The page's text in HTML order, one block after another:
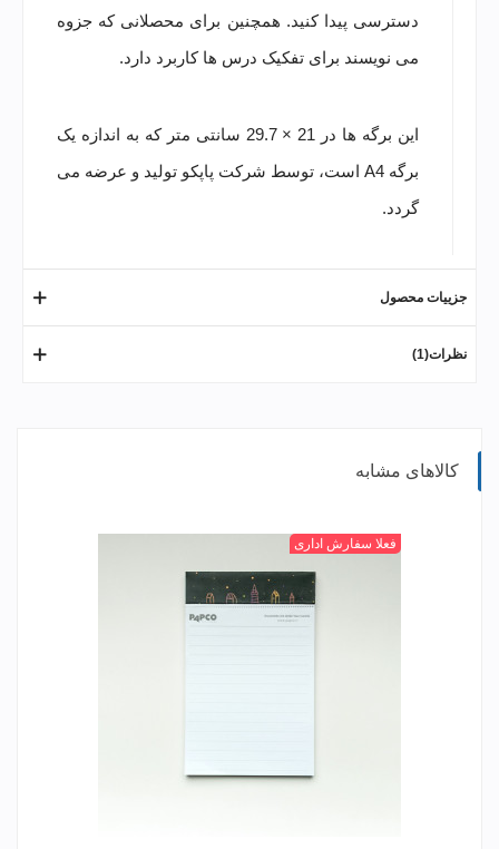
دسترسی پیدا کنید. همچنین برای محصلانی که جزوه
می نویسند برای تفکیک درس ها کاربرد دارد.
این برگه ها در 21 × 29.7 سانتی متر که به اندازه یک
برگه A4 است، توسط شرکت پاپکو تولید و عرضه می
گردد.
جزییات محصول
نظرات(1)
کالاهای مشابه
P1
P2
P3
P4
+
فعلا سفارش اداری